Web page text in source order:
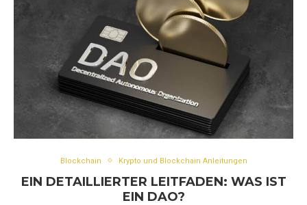
Blockchain Krypto und Blockchain Anleitungen
EIN DETAILLIERTER LEITFADEN: WAS IST
EIN DAO?